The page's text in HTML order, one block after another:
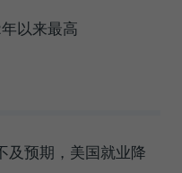
以来最高
及预期，美国就业降